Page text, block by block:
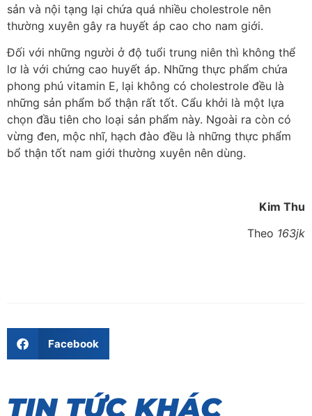
sản và nội tạng lại chứa quá nhiều cholestrole nên
thường xuyên gây ra huyết áp cao cho nam giới.
Đối với những người ở độ tuổi trung niên thì không thể
lơ là với chứng cao huyết áp. Những thực phẩm chứa
phong phú vitamin E, lại không có cholestrole đều là
những sản phẩm bổ thận rất tốt. Cẩu khởi là một lựa
chọn đầu tiên cho loại sản phẩm này. Ngoài ra còn có
vừng đen, mộc nhĩ, hạch đào đều là những thực phẩm
bổ thận tốt nam giới thường xuyên nên dùng.
Kim Thu
Theo 163jk
Facebook
TIN TỨC KHÁC